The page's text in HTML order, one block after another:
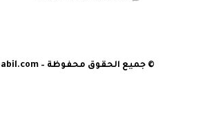
© جميع الحقوق محفوظة – essambabil.com